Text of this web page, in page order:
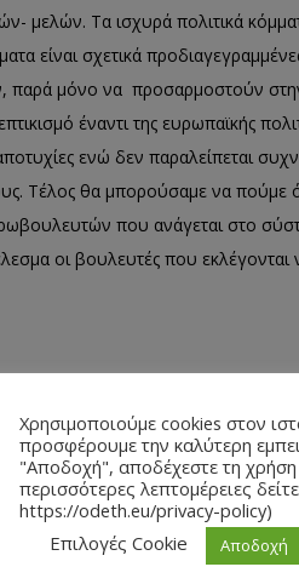
μελών. Τα ισχυρά πολιτικά
είναι σχετικά προδιαγε
, παρά μόνο να προσαρμοστούν
έναντι της ευρωπαϊκής
ενώ δεν παραλείπεται
Τέλος θα μπορούσαμε να πούμε
που ανάγεται στο
οι βουλευτές που εκλέγονται
όργανο
ψηφοφορία.Επομένως, θα έπρεπε
και να δημιουργεί στους
εκπροσωπούν στην ευρωπαϊκή
στις ευρωεκλογές έχει ως
να υποχρεώνει τα θεσμικά
Χρησιμοποιούμε cookies στον
προσφέρουμε την καλύτερη
"Αποδοχή", αποδέχεστε τη
περισσότερες λεπτομέρειες
https://odeth.eu/privacy-policy)
Επιλογές Cookie
Αποδοχή